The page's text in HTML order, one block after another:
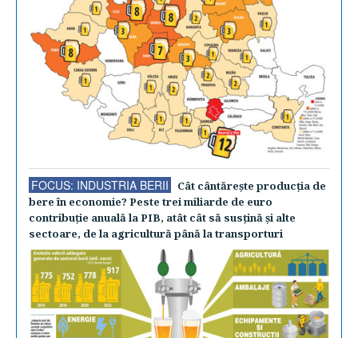
FOCUS: INDUSTRIA BERII
Cât cântăreşte producţia de
bere în economie? Peste trei miliarde de euro
contribuţie anuală la PIB, atât cât să susţină şi alte
sectoare, de la agricultură până la transporturi